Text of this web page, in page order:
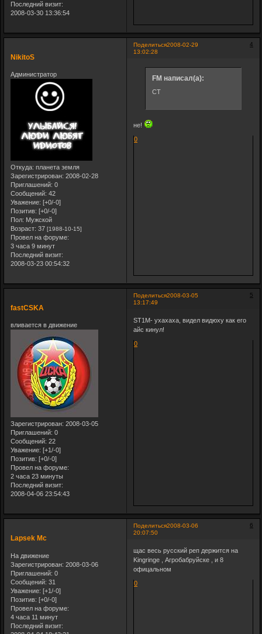
Последний визит:
2008-03-30 13:36:54
Поделиться 4
2008-02-29
13:02:28
NikitoS
Администратор
Откуда: планета земля
Зарегистрирован: 2008-02-28
Приглашений: 0
Сообщений: 42
Уважение: [+0/-0]
Позитив: [+0/-0]
Пол: Мужской
Возраст: 37 [1988-10-15]
Провел на форуме:
3 часа 9 минут
Последний визит:
2008-03-23 00:54:32
FM написал(а):
СТ
не!
0
Поделиться 5
2008-03-05
13:17:49
fastCSKA
вливается в движение
Зарегистрирован: 2008-03-05
Приглашений: 0
Сообщений: 22
Уважение: [+1/-0]
Позитив: [+0/-0]
Провел на форуме:
2 часа 23 минуты
Последний визит:
2008-04-06 23:54:43
ST1M- ухахаха, видел видюху как его
айс кинул!
0
Поделиться 6
2008-03-06
20:07:50
Lapsek Mc
На движение
Зарегистрирован: 2008-03-06
Приглашений: 0
Сообщений: 31
Уважение: [+1/-0]
Позитив: [+0/-0]
Провел на форуме:
4 часа 11 минут
Последний визит:
щас весь русский реп держится на
Kingringe , Агробабруйске , и 8
офицальном
0